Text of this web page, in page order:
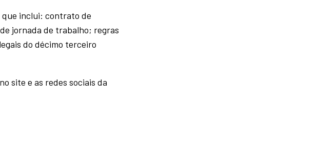
que inclui: contrato de
jornada de trabalho; regras
do décimo terceiro
site e as redes sociais da